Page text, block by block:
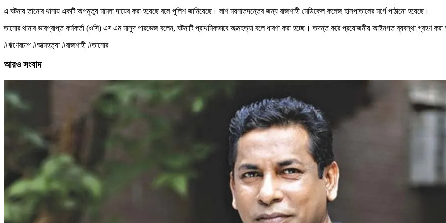
এ ঘটনায় তানোর থানায় একটি অপমৃত্যু মামলা দায়ের করা হয়েছে বলে পুলিশ জানিয়েছে। লাশ ময়নাতদন্তের জন্য রাজশাহী মেডিকেল কলেজ হাসপাতালের মর্গে পাঠানো হয়েছে।
তানোর থানার ভারপ্রাপ্ত কর্মকর্তা (ওসি) এস এম মাসুদ পারভেজ বলেন, ঘটনাটি প্রাথমিকভাবে আত্মহত্যা বলে ধারণা করা হচ্ছে। তদন্ত করে প্রয়োজনীয় আইনগত ব্যবস্থা গ্রহণ করা
#ঋণেরচাপ #আত্মহত্যা #রাজশাহী #তানোর
আরও সংবাদ